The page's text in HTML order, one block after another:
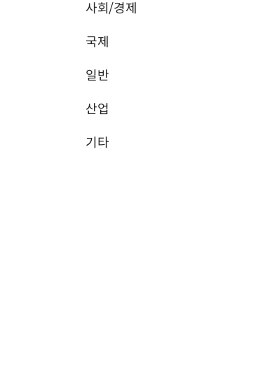
사회/경제
국제
일반
산업
기타